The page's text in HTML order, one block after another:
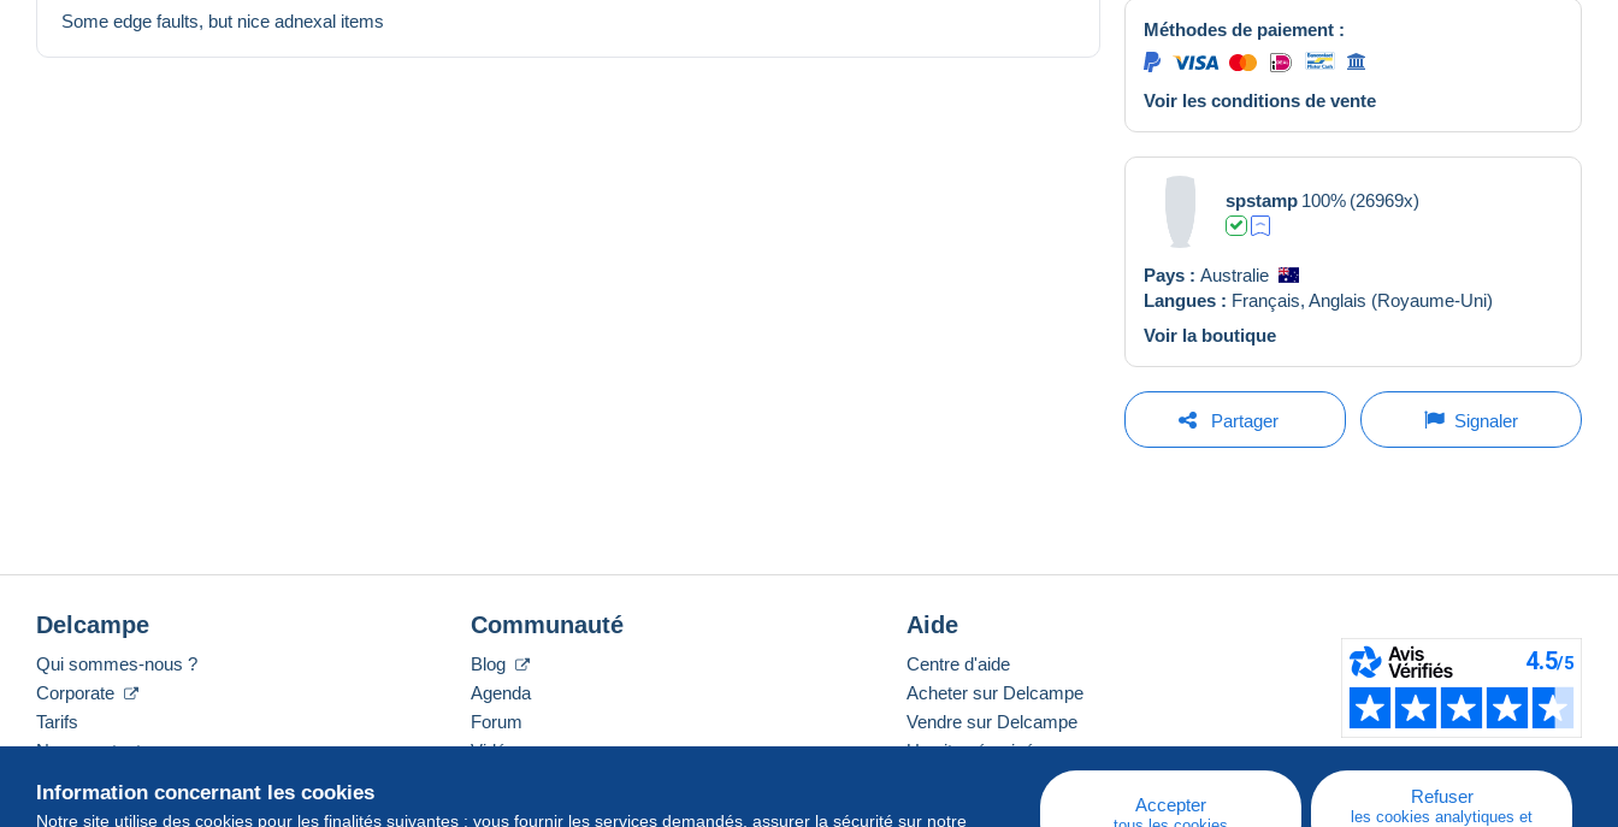
Some edge faults, but nice adnexal items
Méthodes de paiement :
Voir les conditions de vente
spstamp 100% (26969x)
Pays : Australie
Langues : Français, Anglais (Royaume-Uni)
Voir la boutique
Partager Signaler
Information concernant les cookies
Notre site utilise des cookies pour les finalités suivantes : vous fournir les services demandés, assurer la sécurité sur notre
Accepter Refuser
les cookies analytiques et
Delcampe
Qui sommes-nous ?
Corporate
Tarifs
Nous contacter
Communauté
Blog
Agenda
Forum
Vidéos
Aide
Centre d'aide
Acheter sur Delcampe
Vendre sur Delcampe
Un site sécurisé